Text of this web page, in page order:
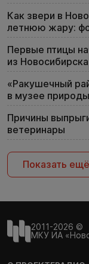
Как звери в
летнюю жару:
Первые птицы
из Новосибирска
«Ракушечный
в музее природы
Причины
ветеринары
Показать ещё
2011-2026 ©
МКУ ИА